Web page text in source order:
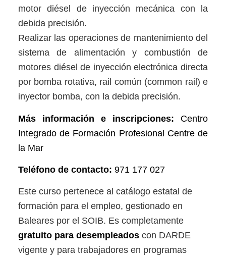
motor diésel de inyección mecánica con la
debida precisión.
Realizar las operaciones de mantenimiento del
sistema de alimentación y combustión de
motores diésel de inyección electrónica directa
por bomba rotativa, rail común (common rail) e
inyector bomba, con la debida precisión.
Más información e inscripciones: Centro
Integrado de Formación Profesional Centre de
la Mar
Teléfono de contacto: 971 177 027
Este curso pertenece al catálogo estatal de
formación para el empleo, gestionado en
Baleares por el SOIB. Es completamente
gratuito para desempleadoscon DARDE
vigente y para trabajadores en programas